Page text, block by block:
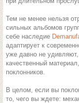
Тем не менее нельзя
сильных альбомов
себе наследие
адаптирует к
уже давно не
качественный
поклонников.
В целом, если вы
то, чего вы ждете: